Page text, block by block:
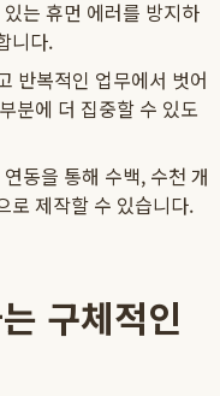
는 휴먼 에러를 방지하
니다.
반복적인 업무에서 벗어
분에 더 집중할 수 있도
동을 통해 수백, 수천 개
로 제작할 수 있습니다.
구체적인